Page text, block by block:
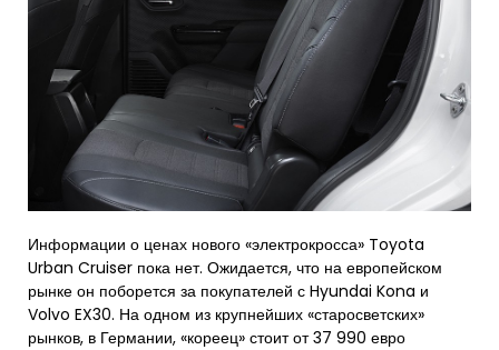
Информации о ценах нового «электрокросса» Toyota
Urban Cruiser пока нет. Ожидается, что на европейском
рынке он поборется за покупателей с Hyundai Kona и
Volvo EX30. На одном из крупнейших «старосветских»
рынков, в Германии, «кореец» стоит от 37 990 евро